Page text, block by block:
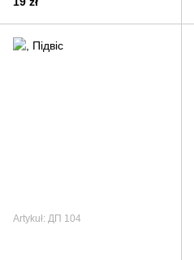
Artykuł: ДП 104